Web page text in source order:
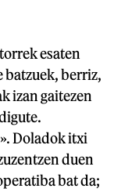
esaten
batzuek, berriz,
izan gaitezen
Doladok itxi
duen
bat da;